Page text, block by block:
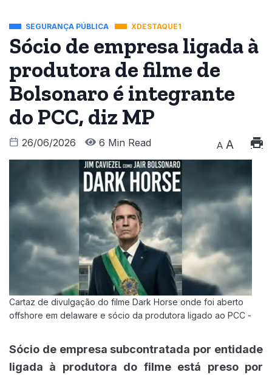
SEGURANÇA PÚBLICA XDESTAQUE1
Sócio de empresa ligada à
produtora de filme de
Bolsonaro é integrante
do PCC, diz MP
26/06/2026 6 Min Read A A
Cartaz de divulgação do filme Dark Horse onde foi aberto
offshore em delaware e sócio da produtora ligado ao PCC -
Sócio de empresa subcontratada por entidade
ligada à produtora do filme está preso por